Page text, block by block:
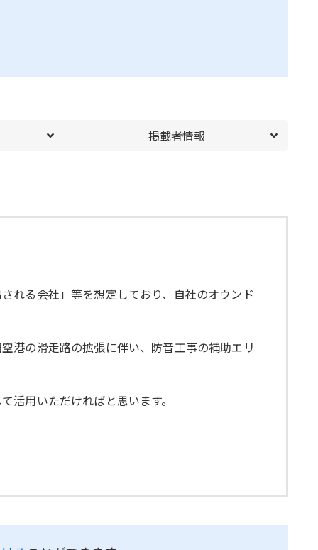
掲載者情報
れる会社」等を想定しており、自社のオウンド
港の滑走路の拡張に伴い、防音工事の補助エリ
活用いただければと思います。